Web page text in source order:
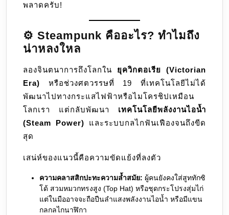
พลาดครับ!
⚙️ Steampunk คืออะไร? ทำไมถึง
น่าหลงใหล
ลองจินตนาการถึงโลกใน ยุควิกตอเรีย (Victorian
Era) หรือช่วงศตวรรษที่ 19 ที่เทคโนโลยีไม่ได้
พัฒนาไปทางกระแสไฟฟ้าหรือไมโครชิปเหมือน
โลกเรา แต่กลับพัฒนา เทคโนโลยีพลังงานไอน้ำ
(Steam Power) และระบบกลไกฟันเฟืองจนถึงขีด
สุด
เสน่ห์ของแนวนี้คือความขัดแย้งที่ลงตัว
ความคลาสสิกปะทะความล้ำสมัย: ผู้คนยังคงใส่สูททักซิ
โด้ สวมหมวกทรงสูง (Top Hat) หรือชุดกระโปรงสุ่มไก่
แต่ในมืออาจจะถือปืนลำแสงพลังงานไอน้ำ หรือมีแขน
กลกลไกนาฬิกา